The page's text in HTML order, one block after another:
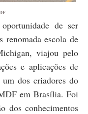
de ser
escola de
viajou pelo
e aplicações de
dos criadores do
em Brasília. Foi
dos conhecimentos